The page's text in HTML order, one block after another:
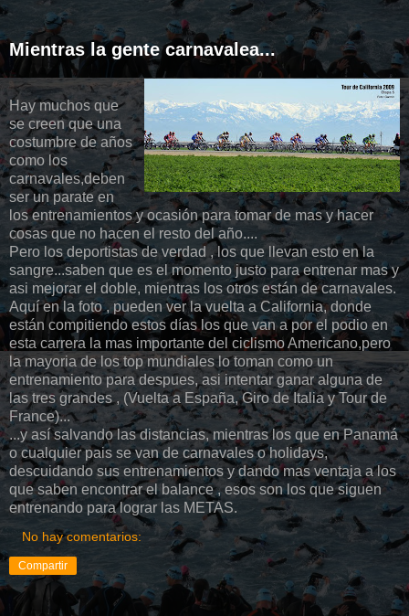
Mientras la gente carnavalea...
Hay muchos que
se creen que una
costumbre de años
como los
carnavales,deben
ser un parate en
los entrenamientos y ocasión para tomar de mas y hacer
cosas que no hacen el resto del año....
Pero los deportistas de verdad , los que llevan esto en la
sangre...saben que es el momento justo para entrenar mas y
asi mejorar el doble, mientras los otros están de carnavales.
Aquí en la foto , pueden ver la vuelta a California, donde
están compitiendo estos días los que van a por el podio en
esta carrera la mas importante del ciclismo Americano,pero
la mayoria de los top mundiales lo toman como un
entrenamiento para despues, asi intentar ganar alguna de
las tres grandes , (Vuelta a España, Giro de Italia y Tour de
France)...
...y así salvando las distancias, mientras los que en Panamá
o cualquier pais se van de carnavales o holidays,
descuidando sus entrenamientos y dando mas ventaja a los
que saben encontrar el balance , esos son los que siguen
entrenando para lograr las METAS.
No hay comentarios:
Compartir